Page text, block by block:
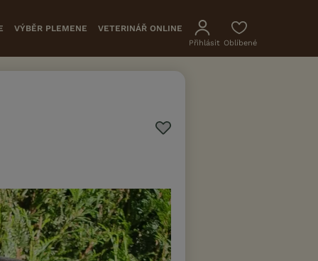
VÝBĚR PLEMENE VETERINÁŘ ONLINE
Přihlásit Oblíbené